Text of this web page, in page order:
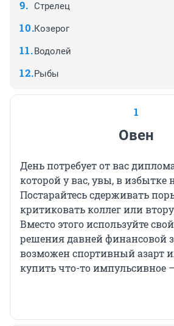
Стрелец
Козерог
Водолей
Рыбы
1
Овен
День потребует от вас
которой у вас, увы, в избытке
Постарайтесь сдерживать
критиковать коллег или
Вместо этого используйте
решения давней финансовой
возможен спортивный азарт
купить что-то импульсивное